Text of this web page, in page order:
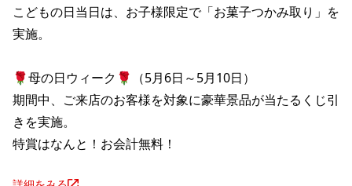
こどもの日当日は、お子様限定で「お菓子つかみ取り」を
実施。
🌹母の日ウィーク🌹（5月6日～5月10日）
期間中、ご来店のお客様を対象に豪華景品が当たるくじ引
きを実施。
特賞はなんと！お会計無料！